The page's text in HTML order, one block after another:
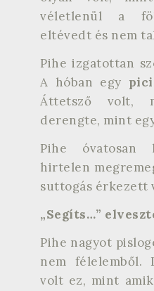
véletlenül a
eltévedt és nem
Pihe izgatottan
A hóban egy
Áttetsző volt,
derengte, mint
Pihe óvatosan
hirtelen
suttogás érkezett
„Segíts…”
Pihe nagyot
nem félelemből.
volt ez, mint